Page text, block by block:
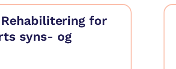
for
syns- og